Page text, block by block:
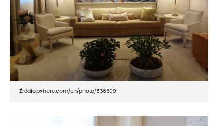
Źródło:pxhere.com/en/photo/536609